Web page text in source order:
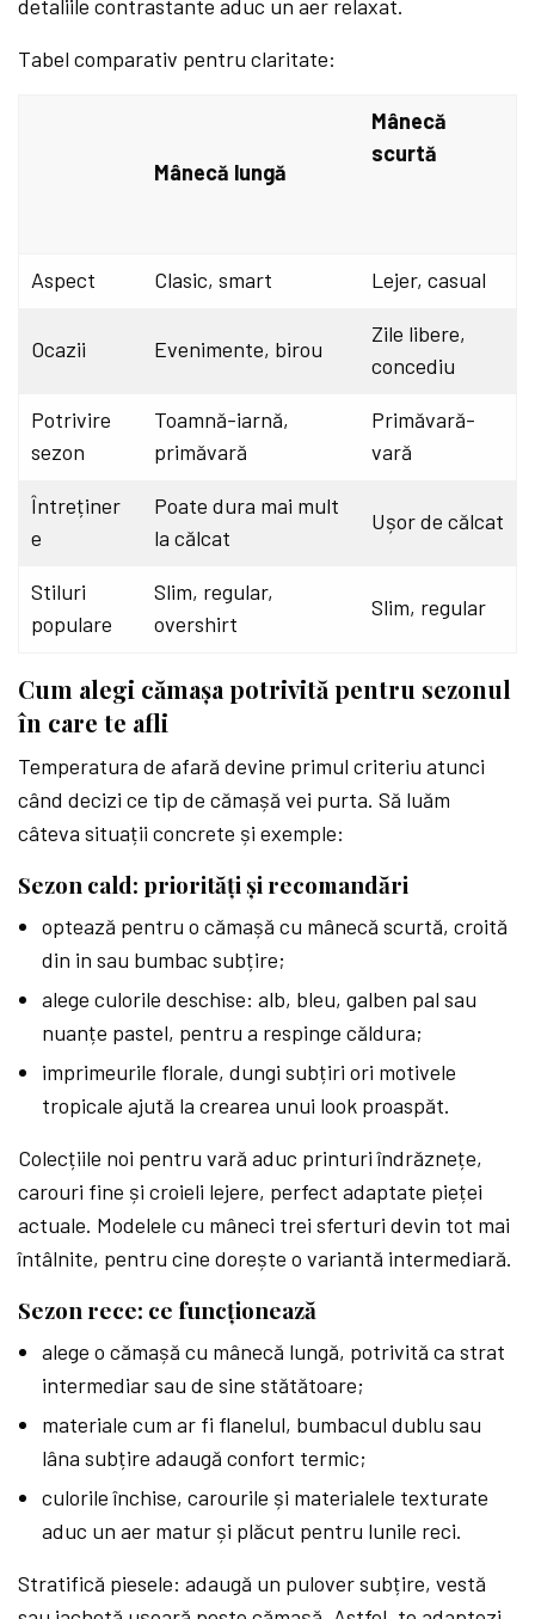
detaliile contrastante aduc un aer relaxat.
Tabel comparativ pentru claritate:
Mânecă lungă
Mânecă
scurtă
Aspect Clasic, smart Lejer, casual
Ocazii Evenimente, birou
Zile libere,
concediu
Potrivire
sezon
Toamnă-iarnă,
primăvară
Primăvară-
vară
Întreținer
e
Poate dura mai mult
la călcat
Ușor de călcat
Stiluri
populare
Slim, regular,
overshirt
Slim, regular
Cum alegi cămașa potrivită pentru sezonul
în care te afli
Temperatura de afară devine primul criteriu atunci
când decizi ce tip de cămașă vei purta. Să luăm
câteva situații concrete și exemple:
Sezon cald: priorități și recomandări
optează pentru o cămașă cu mânecă scurtă, croită
din in sau bumbac subțire;
alege culorile deschise: alb, bleu, galben pal sau
nuanțe pastel, pentru a respinge căldura;
imprimeurile florale, dungi subțiri ori motivele
tropicale ajută la crearea unui look proaspăt.
Colecțiile noi pentru vară aduc printuri îndrăznețe,
carouri fine și croieli lejere, perfect adaptate pieței
actuale. Modelele cu mâneci trei sferturi devin tot mai
întâlnite, pentru cine dorește o variantă intermediară.
Sezon rece: ce funcționează
alege o cămașă cu mânecă lungă, potrivită ca strat
intermediar sau de sine stătătoare;
materiale cum ar fi flanelul, bumbacul dublu sau
lâna subțire adaugă confort termic;
culorile închise, carourile și materialele texturate
aduc un aer matur și plăcut pentru lunile reci.
Stratifică piesele: adaugă un pulover subțire, vestă